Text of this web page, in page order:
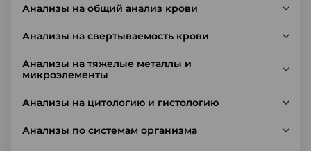
Анализы на общий анализ крови
Анализы на свертываемость крови
Анализы на тяжелые металлы и
микроэлементы
Анализы на цитологию и гистологию
Анализы по системам организма